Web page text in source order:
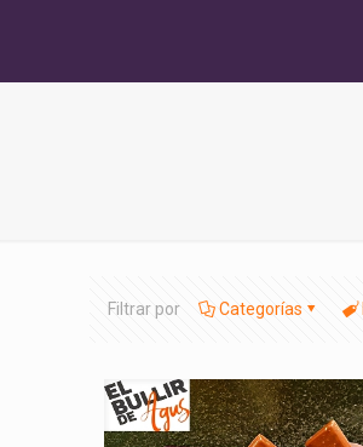
Filtrar por Categorías